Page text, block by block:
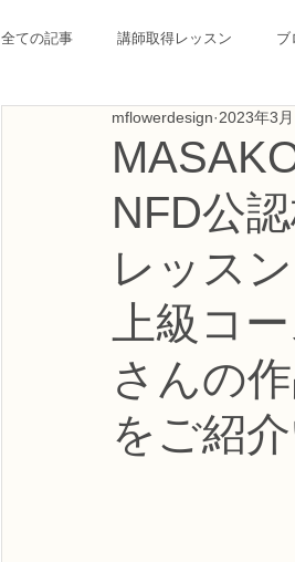
全ての記事 講師取得レッスン ブ
NFD講師研究科コース NFDフラ
NFDフラワーデザイナー資格検定3級
フラワー装飾技能検定3級
NFDディプロマアーティフィシャルコ
NFD公
レッス
上級コ
さんの
をご紹
mflowerdesign 2023年3